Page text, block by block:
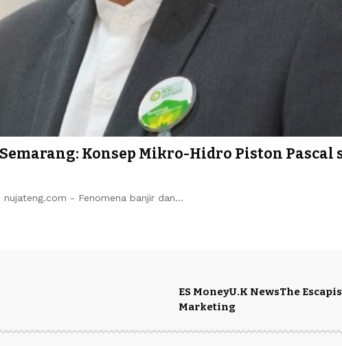
Konsep Mikro-Hidro Piston
nujateng.com - Fenomena banjir dan…
ES MoneyU.K NewsThe
Marketing